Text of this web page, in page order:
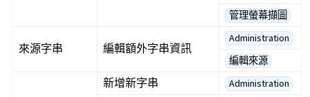
管理螢幕擷圖
來源字串 編輯額外字串資訊
Administration
編輯來源
新增新字串 Administration